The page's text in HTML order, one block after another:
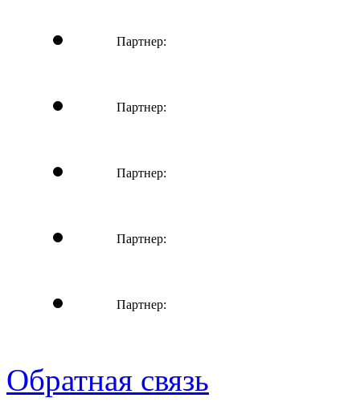
Партнер:
Партнер:
Партнер:
Партнер:
Партнер:
Обратная связь